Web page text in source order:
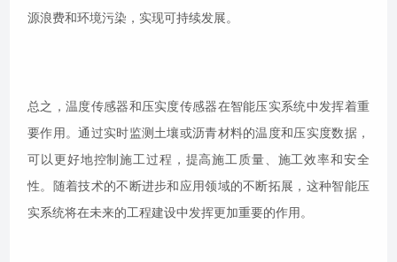
源浪费和环境污染，实现可持续发展。
总之，温度传感器和压实度传感器在智能压实系统中发挥着重
要作用。通过实时监测土壤或沥青材料的温度和压实度数据，
可以更好地控制施工过程，提高施工质量、施工效率和安全
性。随着技术的不断进步和应用领域的不断拓展，这种智能压
实系统将在未来的工程建设中发挥更加重要的作用。